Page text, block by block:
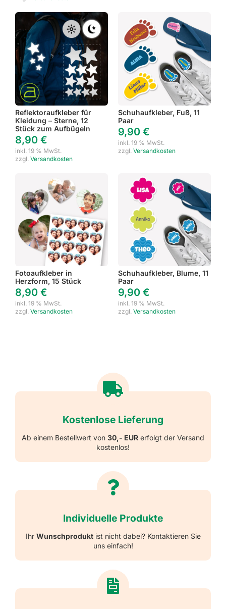
Reflektoraufkleber für
Kleidung – Sterne, 12
Stück zum Aufbügeln
8,90 €
inkl. 19 % MwSt.
zzgl. Versandkosten
Schuhaufkleber, Fuß, 11
Paar
9,90 €
inkl. 19 % MwSt.
zzgl. Versandkosten
Fotoaufkleber in
Herzform, 15 Stück
8,90 €
inkl. 19 % MwSt.
zzgl. Versandkosten
Schuhaufkleber, Blume, 11
Paar
9,90 €
inkl. 19 % MwSt.
zzgl. Versandkosten
Kostenlose Lieferung
Ab einem Bestellwert von 30,- EUR erfolgt der Versand
kostenlos!
Individuelle Produkte
Ihr Wunschproduktist nicht dabei? Kontaktieren Sie
uns einfach!